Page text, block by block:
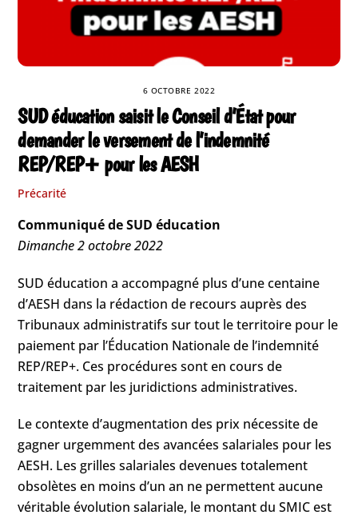
6 OCTOBRE 2022
SUD éducation saisit le Conseil d’État pour
demander le versement de l’indemnité
REP/REP+ pour les AESH
Précarité
Communiqué de SUD éducation
Dimanche 2 octobre 2022
SUD éducation a accompagné plus d’une centaine
d’AESH dans la rédaction de recours auprès des
Tribunaux administratifs sur tout le territoire pour le
paiement par l’Éducation Nationale de l’indemnité
REP/REP+. Ces procédures sont en cours de
traitement par les juridictions administratives.
Le contexte d’augmentation des prix nécessite de
gagner urgemment des avancées salariales pour les
AESH. Les grilles salariales devenues totalement
obsolètes en moins d’un an ne permettent aucune
véritable évolution salariale, le montant du SMIC est